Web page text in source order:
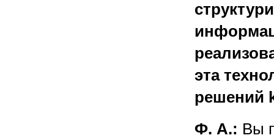
эта
решений
Ф. А.: Вы